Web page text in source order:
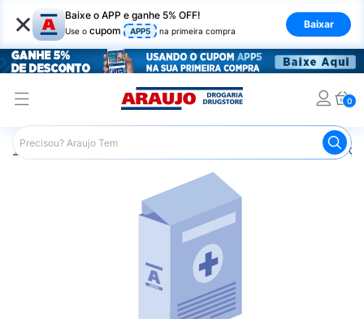
× Baixe o APP e ganhe 5% OFF!
Use o cupom APP5 na primeira compra
Baixar
0
Araujo Medicamentos Remédios para Alergias e